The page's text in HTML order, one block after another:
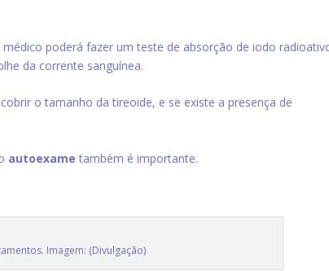
poderá fazer um teste de absorção de iodo
da corrente sanguínea.
o tamanho da tireoide, e se existe a presença de
autoexame também é importante.
Imagem: (Divulgação)